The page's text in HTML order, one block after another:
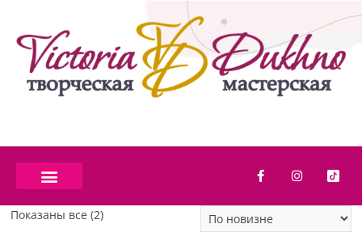
Показаны все (2)